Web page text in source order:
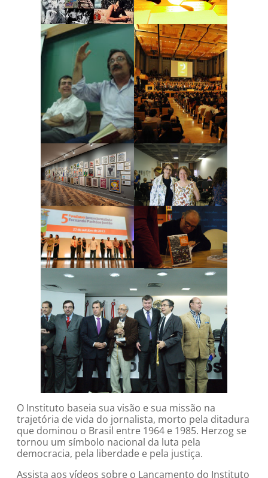
O Instituto baseia sua visão e sua missão na
trajetória de vida do jornalista, morto pela ditadura
que dominou o Brasil entre 1964 e 1985. Herzog se
tornou um símbolo nacional da luta pela
democracia, pela liberdade e pela justiça.
Assista aos vídeos sobre o Lançamento do Instituto